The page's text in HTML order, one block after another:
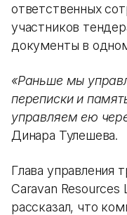
ответственных
участников
документы в
«Раньше мы
переписки и
управляем ею
Динара Тулешева.
Глава управления
Caravan Resources
рассказал, что